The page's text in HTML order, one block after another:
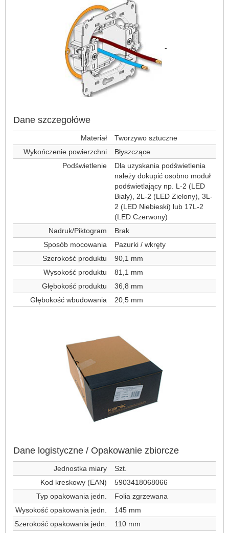
-
Dane szczegołówe
Materiał
Tworzywo sztuczne
Wykończenie powierzchni
Błyszczące
Podświetlenie
Dla uzyskania podświetlenia
należy dokupić osobno moduł
podświetlający np. L-2 (LED
Biały), 2L-2 (LED Zielony), 3L-
2 (LED Niebieski) lub 17L-2
(LED Czerwony)
Nadruk/Piktogram
Brak
Sposób mocowania
Pazurki / wkręty
Szerokość produktu
90,1 mm
Wysokość produktu
81,1 mm
Głębokość produktu
36,8 mm
Głębokość wbudowania
20,5 mm
Dane logistyczne / Opakowanie zbiorcze
Jednostka miary
Szt.
Kod kreskowy (EAN)
5903418068066
Typ opakowania jedn.
Folia zgrzewana
Wysokość opakowania jedn.
145 mm
Szerokość opakowania jedn.
110 mm